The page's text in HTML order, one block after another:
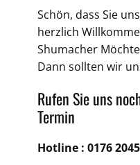
Schön, dass Sie
herzlich
Shumacher
Dann sollten wir
Rufen Sie uns
Termin
Hotline : 0176